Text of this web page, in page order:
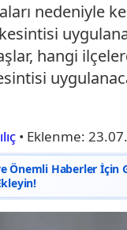
nedeniyle
hangi
• Eklenme:
Önemli Haberler İçin